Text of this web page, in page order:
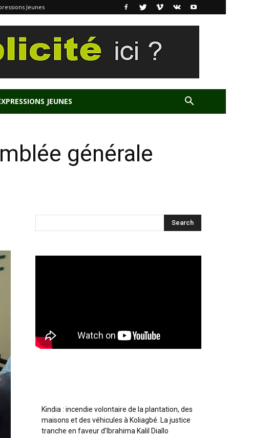
Jeunes
JEUNES
générale
Kindia : incendie volontaire de la plantation, des
maisons et des véhicules à Koliagbé. La justice
tranche en faveur d’Ibrahima Kalil Diallo